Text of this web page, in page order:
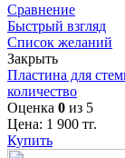
Сравнение
Быстрый взгляд
Список желаний
Закрыть
Пластина для
количество
Оценка 0 из 5
Цена: 1 900 тг.
Купить